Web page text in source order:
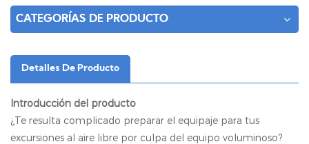
CATEGORÍAS DE PRODUCTO
Detalles De Producto
Introducción del producto
¿Te resulta complicado preparar el equipaje para tus
excursiones al aire libre por culpa del equipo voluminoso?